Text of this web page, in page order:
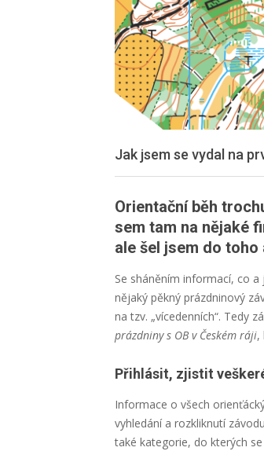
Jak jsem se vydal na
Orientační běh
sem tam na nějaké
ale šel jsem do
Se sháněním informací, co
nějaký pěkný prázdninový
na tzv. „vícedenních“. Tedy
prázdniny s OB v Českém ráji,
Přihlásit, zjistit
Informace o všech
vyhledání a rozkliknutí
také kategorie, do kterých